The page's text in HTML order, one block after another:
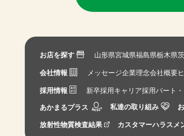
お店を探す 山形県宮城県福島県栃木県
会社情報 メッセージ企業理念会社概要
採用情報 新卒採用キャリア採用パート
あかまるプラス 私達の取り組み
放射性物質検査結果 カスタマーハラスメ